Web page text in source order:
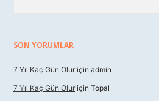
SON YORUMLAR
7 Yıl Kaç Gün Olur için admin
7 Yıl Kaç Gün Olur için Topal